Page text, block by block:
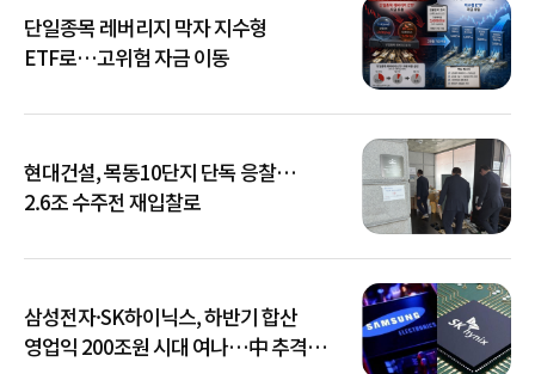
단일종목 레버리지 막자 지수형
ETF로…고위험 자금 이동
현대건설, 목동10단지 단독 응찰…
2.6조 수주전 재입찰로
삼성전자·SK하이닉스, 하반기 합산
영업익 200조원 시대 여나…中 추격은